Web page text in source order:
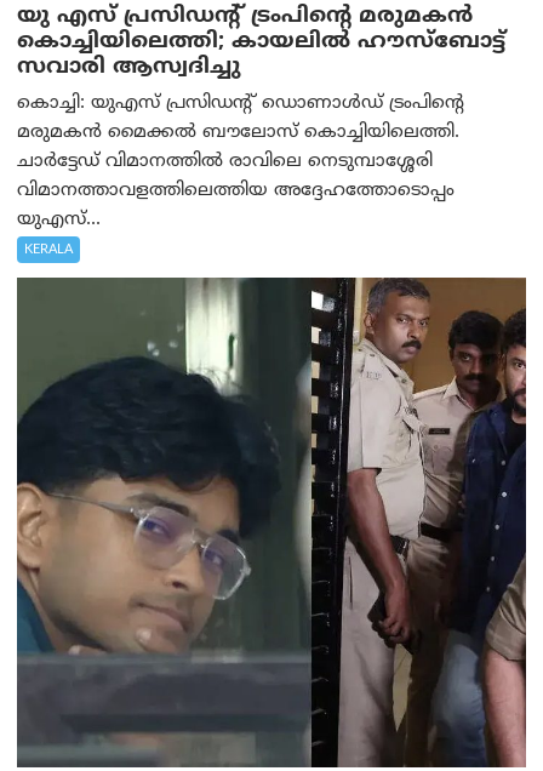
യു എസ് പ്രസിഡന്റ് ട്രംപിന്റെ മരുമകൻ
കൊച്ചിയിലെത്തി; കായലിൽ ഹൗസ്ബോട്ട്
സവാരി ആസ്വദിച്ചു
കൊച്ചി: യുഎസ് പ്രസിഡന്റ് ഡൊണാൾഡ് ട്രംപിന്റെ
മരുമകൻ മൈക്കൽ ബൗലോസ് കൊച്ചിയിലെത്തി.
ചാർട്ടേഡ് വിമാനത്തിൽ രാവിലെ നെടുമ്പാശ്ശേരി
വിമാനത്താവളത്തിലെത്തിയ അദ്ദേഹത്തോടൊപ്പം
യുഎസ്...
KERALA